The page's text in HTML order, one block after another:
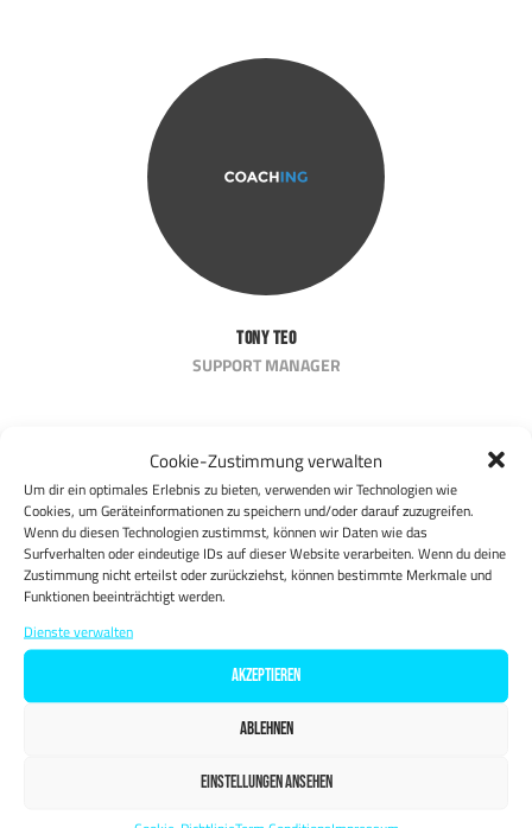
Cookie-Zustimmung verwalten
Um dir ein optimales Erlebnis zu bieten, verwenden wir Technologien wie
Cookies, um Geräteinformationen zu speichern und/oder darauf zuzugreifen.
Wenn du diesen Technologien zustimmst, können wir Daten wie das
Surfverhalten oder eindeutige IDs auf dieser Website verarbeiten. Wenn du deine
Zustimmung nicht erteilst oder zurückziehst, können bestimmte Merkmale und
Funktionen beeinträchtigt werden.
Dienste verwalten
AKZEPTIEREN
ABLEHNEN
EINSTELLUNGEN ANSEHEN
Tony Teo
SUPPORT MANAGER
Jonathan